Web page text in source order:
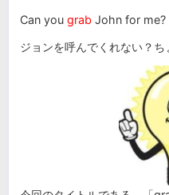
Can you grab John for me?
ジョンを呼んでくれない？ち